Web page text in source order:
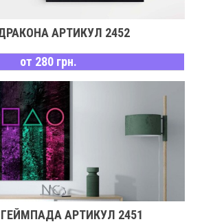
АРТИКУЛ 2452
от 280 грн.
АРТИКУЛ 2451